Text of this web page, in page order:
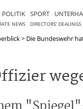
POLITIK SPORT
NEWS DIRECTORS' DEALINGS
> Die Bundeswehr